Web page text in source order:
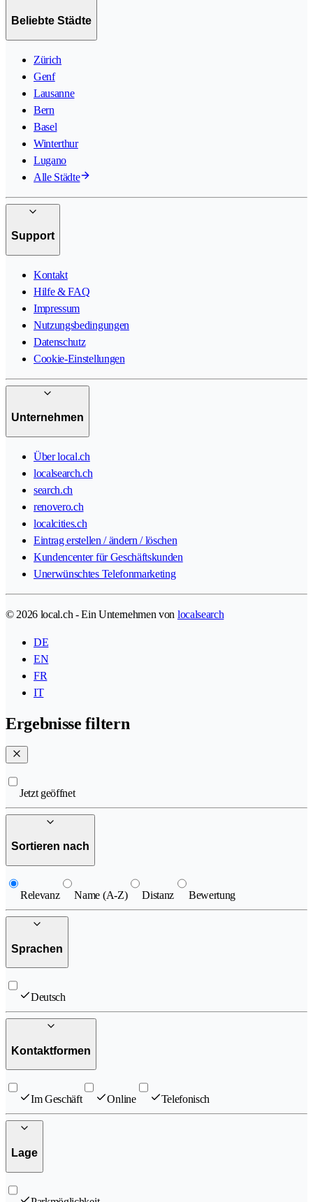
Beliebte Städte
Zürich
Genf
Lausanne
Bern
Basel
Winterthur
Lugano
Alle Städte
Support
Kontakt
Hilfe & FAQ
Impressum
Nutzungsbedingungen
Datenschutz
Cookie-Einstellungen
Unternehmen
Über local.ch
localsearch.ch
search.ch
renovero.ch
localcities.ch
Eintrag erstellen / ändern / löschen
Kundencenter für Geschäftskunden
Unerwünschtes Telefonmarketing
© 2026 local.ch - Ein Unternehmen von localsearch
DE
EN
FR
IT
Ergebnisse filtern
Jetzt geöffnet
Sortieren nach
Relevanz Name (A-Z) Distanz Bewertung
Sprachen
Deutsch
Kontaktformen
Im Geschäft Online Telefonisch
Lage